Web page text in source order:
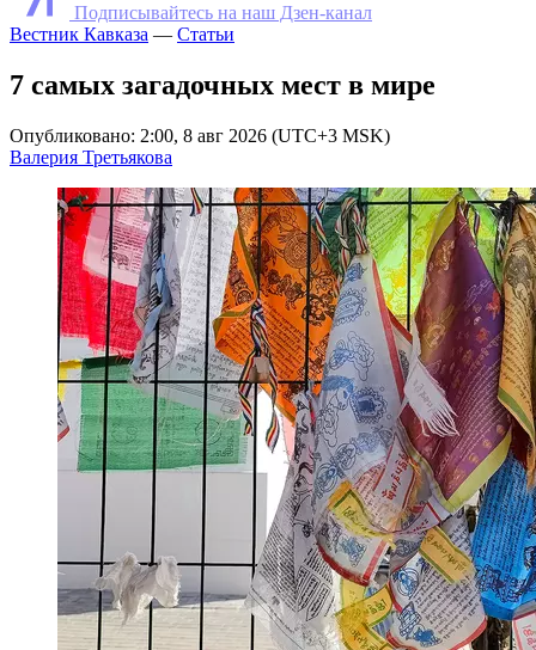
Подписывайтесь на наш Дзен-канал
Вестник Кавказа — Статьи
7 самых загадочных мест в мире
Опубликовано: 2:00, 8 авг 2026 (UTC+3 MSK)
Валерия Третьякова